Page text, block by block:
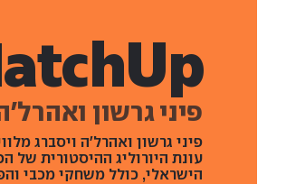
פיני גרשון
פיני גרשון ואהרל'ה ויסברג
עונת היורוליג ההיסטורית של
הישראלי, כולל משחקי מכבי